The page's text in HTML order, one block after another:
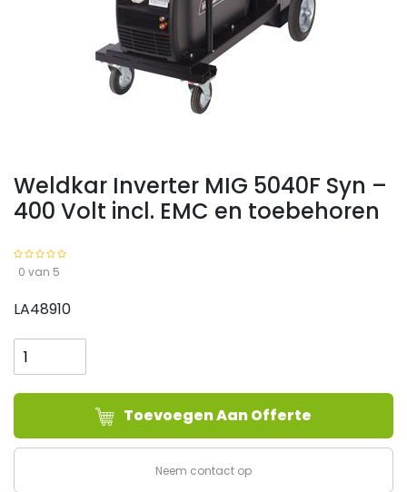
Weldkar Inverter MIG 5040F Syn –
400 Volt incl. EMC en toebehoren
0 van 5
LA48910
Inverter
MIG
5040F
-
Toevoegen Aan Offerte
Neem contact op